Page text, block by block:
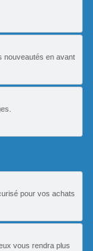
nouveautés en avant
pour vos achats
vous rendra plus